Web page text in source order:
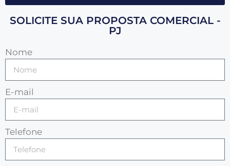
SOLICITE SUA PROPOSTA COMERCIAL -
PJ
Nome
E-mail
Telefone